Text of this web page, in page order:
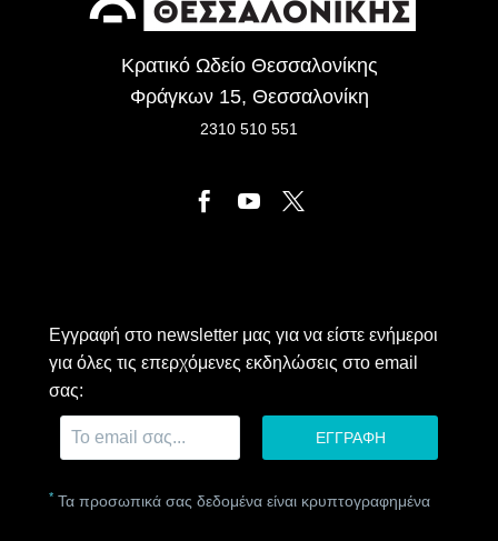
Κρατικό Ωδείο Θεσσαλονίκης
Φράγκων 15, Θεσσαλονίκη
2310 510 551
Εγγραφή στο newsletter μας για να είστε ενήμεροι
για όλες τις επερχόμενες εκδηλώσεις στο email
σας:
* Τα προσωπικά σας δεδομένα είναι κρυπτογραφημένα